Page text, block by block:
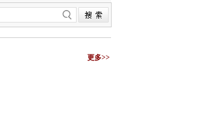
更多>>